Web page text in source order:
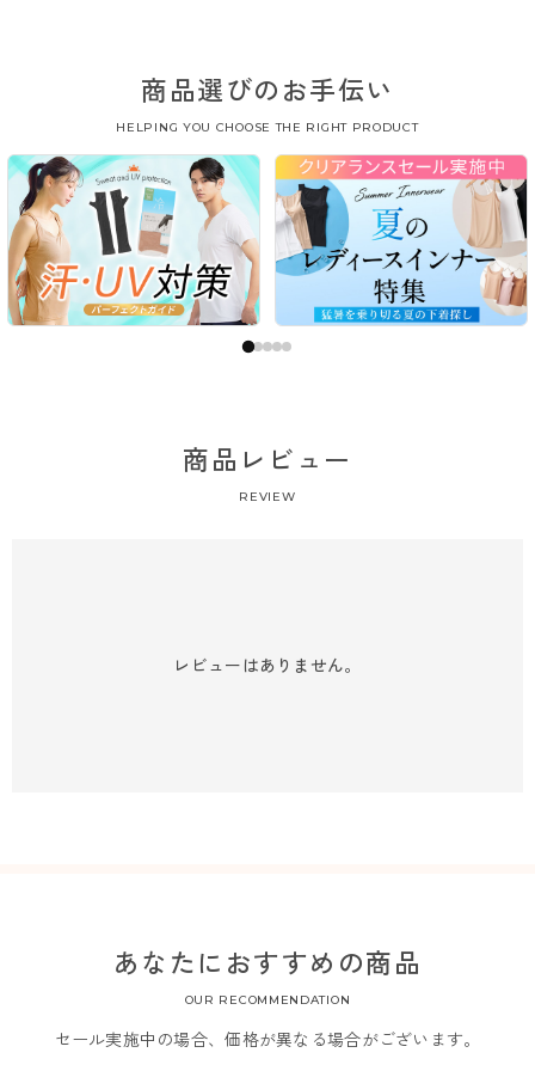
商品選びのお手伝い
HELPING YOU CHOOSE THE RIGHT PRODUCT
商品レビュー
REVIEW
レビューはありません。
あなたにおすすめの商品
OUR RECOMMENDATION
セール実施中の場合、価格が異なる場合がございます。